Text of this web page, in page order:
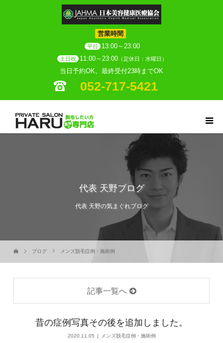
営業時間
平日 13:00～23:00
土日祝 11:00～23:00 （定休日：水曜日）
当日予約OK。最終受付23時までOK
052-717-5421
代表 天野ブログ
代表 天野の気まぐれブログ
ブログ メンズ脱毛症例・施術例
記事一覧へ
昔の症例写真その後を追加しました。
2020.11.05 メンズ脱毛症例・施術例